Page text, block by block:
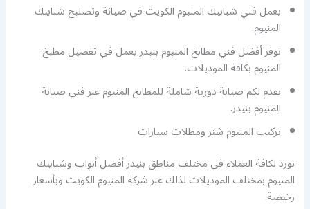
يعمل فني شبابيك المنيوم الكويت في صيانة وتصليح شبابيك
المنيوم.
نوفر أفضل فني مطابخ المنيوم بنيدر يعمل في تفصيل مطبخ
المنيوم بكافة الموديلات.
نقدم لكم صيانة دورية شاملة للمطابخ المنيوم عبر فني صيانة
المنيوم بنيدر.
تركيب المنيوم شتر ومظلات سيارات
نورد لكافة العملاء في مختلف مناطق بنيدر أفضل أبواب وشبابيك
المنيوم بمختلف الموديلات لذلك عبر شركة المنيوم الكويت وبأسعار
رخيصة.